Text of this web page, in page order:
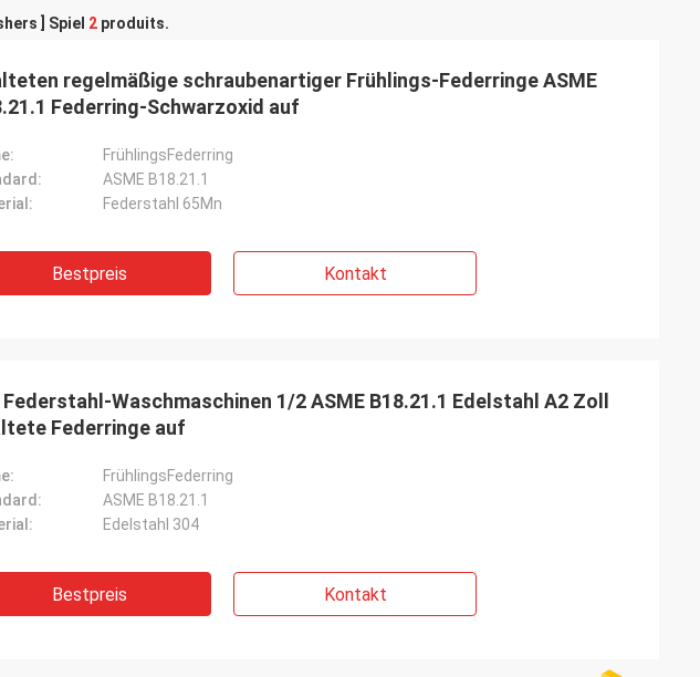
] Spiel 2 produits.
regelmäßige schraubenartiger Frühlings-Federringe ASME
Federring-Schwarzoxid auf
FrühlingsFederring
ASME B18.21.1
Federstahl 65Mn
Bestpreis Kontakt
Federstahl-Waschmaschinen 1/2 ASME B18.21.1 Edelstahl A2 Zoll
Federringe auf
FrühlingsFederring
ASME B18.21.1
Edelstahl 304
Bestpreis Kontakt